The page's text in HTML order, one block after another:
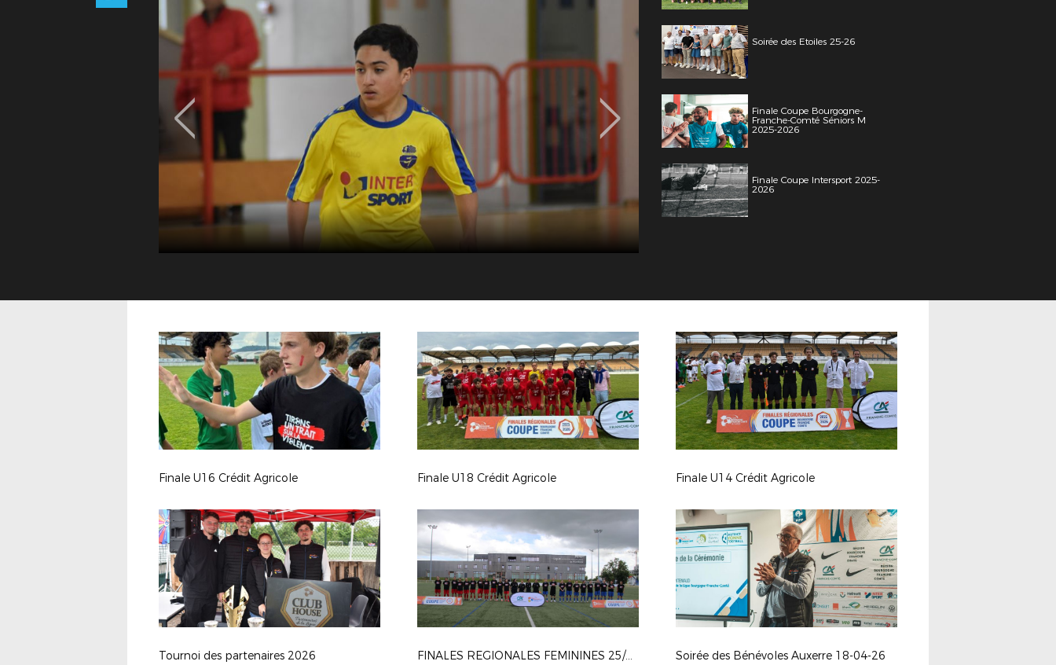
Soirée des Etoiles 25-26
Finale Coupe Bourgogne-
Franche-Comté Séniors M
2025-2026
Finale Coupe Intersport 2025-
2026
Finale U16 Crédit Agricole Finale U18 Crédit Agricole Finale U14 Crédit Agricole
Tournoi des partenaires 2026 FINALES REGIONALES FEMININES 25/26 Soirée des Bénévoles Auxerre 18-04-26